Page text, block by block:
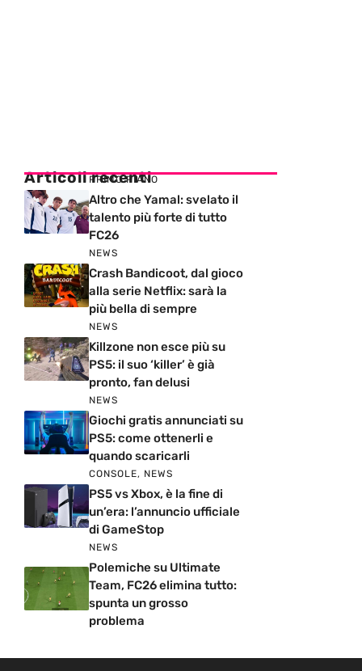
Articoli recenti
PRIMO PIANO
Altro che Yamal: svelato il
talento più forte di tutto
FC26
NEWS
Crash Bandicoot, dal gioco
alla serie Netflix: sarà la
più bella di sempre
NEWS
Killzone non esce più su
PS5: il suo ‘killer’ è già
pronto, fan delusi
NEWS
Giochi gratis annunciati su
PS5: come ottenerli e
quando scaricarli
CONSOLE, NEWS
PS5 vs Xbox, è la fine di
un’era: l’annuncio ufficiale
di GameStop
NEWS
Polemiche su Ultimate
Team, FC26 elimina tutto:
spunta un grosso
problema